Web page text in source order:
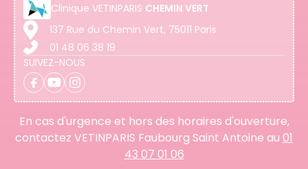
Clinique VETINPARIS CHEMIN VERT
137 Rue du Chemin Vert, 75011 Paris
01 48 06 38 19
SUIVEZ-NOUS
En cas d'urgence et hors des horaires d'ouverture,
contactez VETINPARIS Faubourg Saint Antoine au 01
43 07 01 06